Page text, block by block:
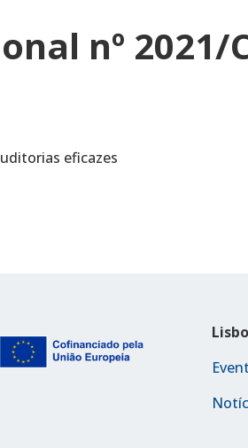
nº 2021/
eficazes